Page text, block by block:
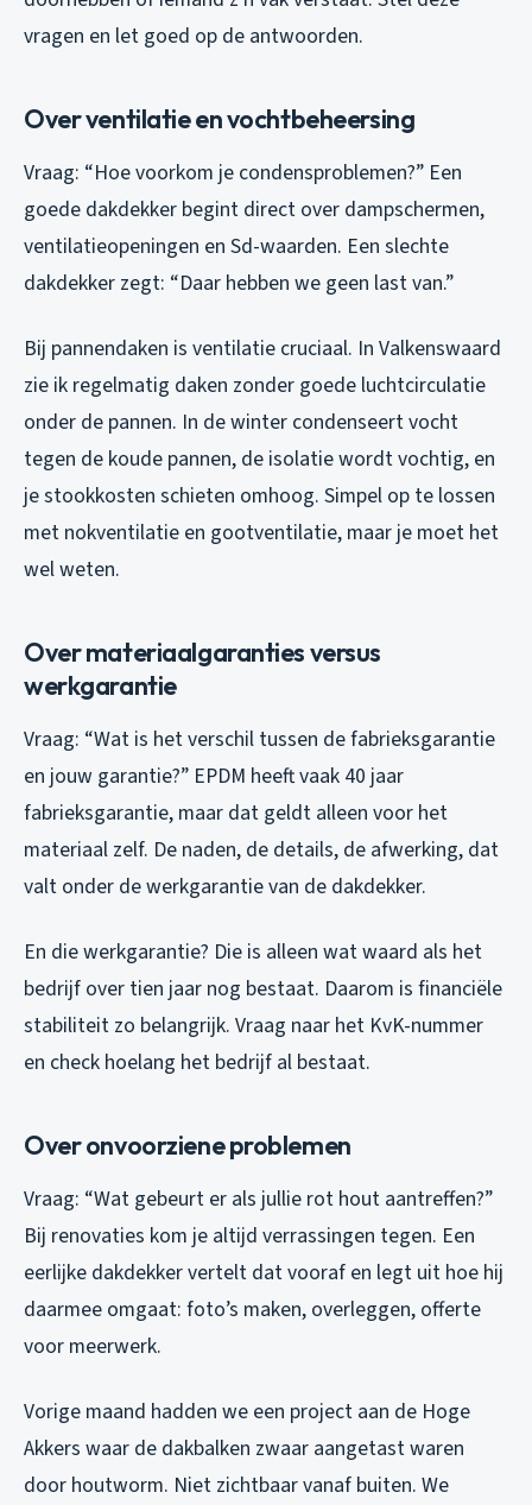
vragen en let goed op de antwoorden.
Over ventilatie en vochtbeheersing
Vraag: “Hoe voorkom je condensproblemen?” Een
goede dakdekker begint direct over dampschermen,
ventilatieopeningen en Sd-waarden. Een slechte
dakdekker zegt: “Daar hebben we geen last van.”
Bij pannendaken is ventilatie cruciaal. In Valkenswaard
zie ik regelmatig daken zonder goede luchtcirculatie
onder de pannen. In de winter condenseert vocht
tegen de koude pannen, de isolatie wordt vochtig, en
je stookkosten schieten omhoog. Simpel op te lossen
met nokventilatie en gootventilatie, maar je moet het
wel weten.
Over materiaalgaranties versus
werkgarantie
Vraag: “Wat is het verschil tussen de fabrieksgarantie
en jouw garantie?” EPDM heeft vaak 40 jaar
fabrieksgarantie, maar dat geldt alleen voor het
materiaal zelf. De naden, de details, de afwerking, dat
valt onder de werkgarantie van de dakdekker.
En die werkgarantie? Die is alleen wat waard als het
bedrijf over tien jaar nog bestaat. Daarom is financiële
stabiliteit zo belangrijk. Vraag naar het KvK-nummer
en check hoelang het bedrijf al bestaat.
Over onvoorziene problemen
Vraag: “Wat gebeurt er als jullie rot hout aantreffen?”
Bij renovaties kom je altijd verrassingen tegen. Een
eerlijke dakdekker vertelt dat vooraf en legt uit hoe hij
daarmee omgaat: foto’s maken, overleggen, offerte
voor meerwerk.
Vorige maand hadden we een project aan de Hoge
Akkers waar de dakbalken zwaar aangetast waren
door houtworm. Niet zichtbaar vanaf buiten. We